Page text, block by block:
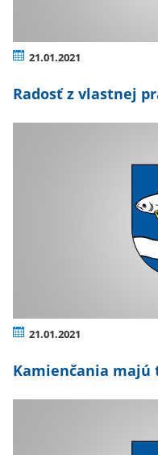
21.01.2021
Radosť z vlastnej
21.01.2021
Kamienčania majú